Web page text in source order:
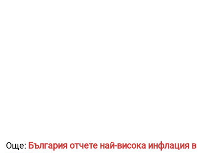
Още: България отчете най-висока инфлация в